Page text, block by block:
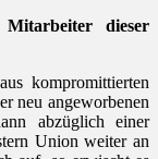
dieser
kompromittierten
neu angeworbenen
abzüglich einer
Union weiter an